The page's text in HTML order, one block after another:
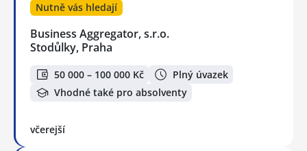
Nutně vás hledají
Business Aggregator, s.r.o.
Stodůlky, Praha
50 000 – 100 000 Kč
Plný úvazek
Vhodné také pro absolventy
včerejší